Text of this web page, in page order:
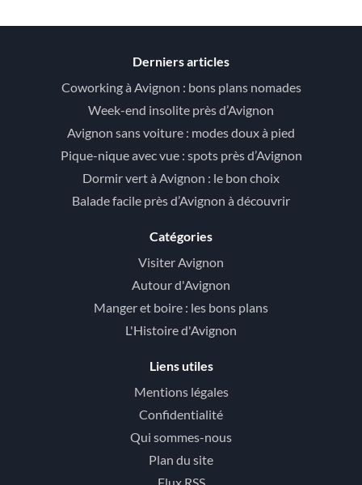
Derniers articles
Coworking à Avignon : bons plans nomades
Week-end insolite près d’Avignon
Avignon sans voiture : modes doux à pied
Pique-nique avec vue : spots près d’Avignon
Dormir vert à Avignon : le bon choix
Balade facile près d’Avignon à découvrir
Catégories
Visiter Avignon
Autour d'Avignon
Manger et boire : les bons plans
L'Histoire d'Avignon
Liens utiles
Mentions légales
Confidentialité
Qui sommes-nous
Plan du site